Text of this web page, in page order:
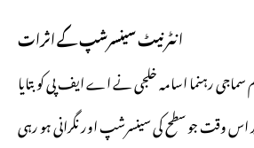
انٹرنیٹ سینسرشپ کے اثرات
رہنما اسامہ خلجی نے اے ایف پی کو بتایا
اس وقت جو سطح کی سینسرشپ اور نگرانی ہو رہی